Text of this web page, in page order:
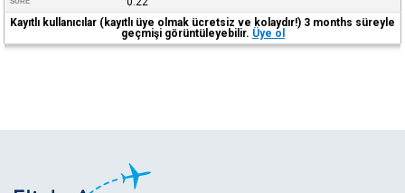
Kayıtlı kullanıcılar (kayıtlı üye olmak ücretsiz ve kolaydır!) 3 months süreyle
geçmişi görüntüleyebilir. Üye ol